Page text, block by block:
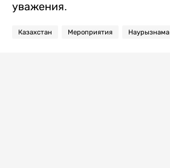
уважения.
Казахстан Мероприятия Наурызнама